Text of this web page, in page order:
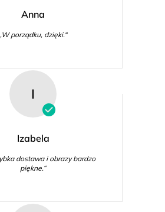
Anna
porządku, dzięki.“
I
Izabela
dostawa i obrazy bardzo
piękne.“